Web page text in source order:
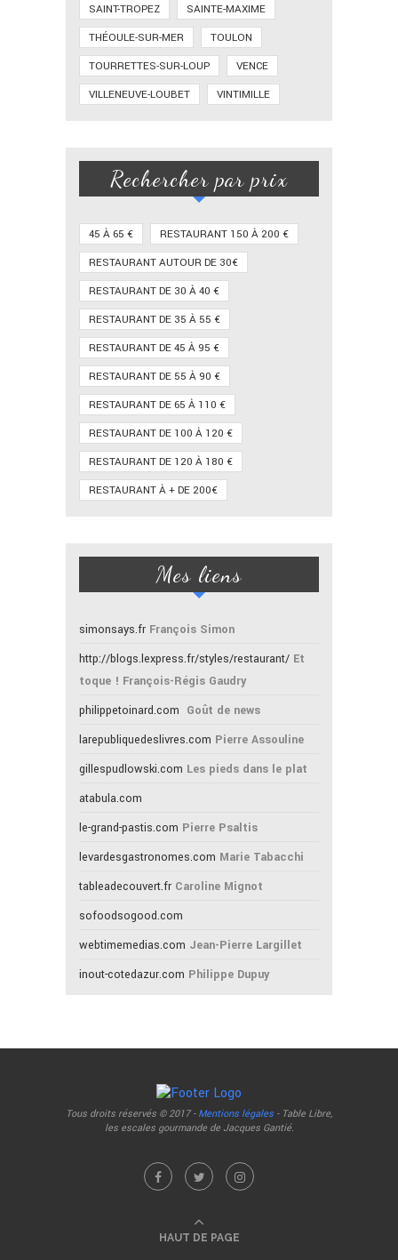
SAINT-TROPEZ
SAINTE-MAXIME
THÉOULE-SUR-MER
TOULON
TOURRETTES-SUR-LOUP
VENCE
VILLENEUVE-LOUBET
VINTIMILLE
Rechercher par prix
45 À 65 €
RESTAURANT 150 À 200 €
RESTAURANT AUTOUR DE 30€
RESTAURANT DE 30 À 40 €
RESTAURANT DE 35 À 55 €
RESTAURANT DE 45 À 95 €
RESTAURANT DE 55 À 90 €
RESTAURANT DE 65 À 110 €
RESTAURANT DE 100 À 120 €
RESTAURANT DE 120 À 180 €
RESTAURANT À + DE 200€
Mes liens
simonsays.fr François Simon
http://blogs.lexpress.fr/styles/restaurant/ Et
toque ! François-Régis Gaudry
philippetoinard.com Goût de news
larepubliquedeslivres.com Pierre Assouline
gillespudlowski.com Les pieds dans le plat
atabula.com
le-grand-pastis.com Pierre Psaltis
levardesgastronomes.com Marie Tabacchi
tableadecouvert.fr Caroline Mignot
sofoodsogood.com
webtimemedias.com Jean-Pierre Largillet
inout-cotedazur.com Philippe Dupuy
Tous droits réservés © 2017 - Mentions légales - Table Libre,
les escales gourmande de Jacques Gantié.
HAUT DE PAGE